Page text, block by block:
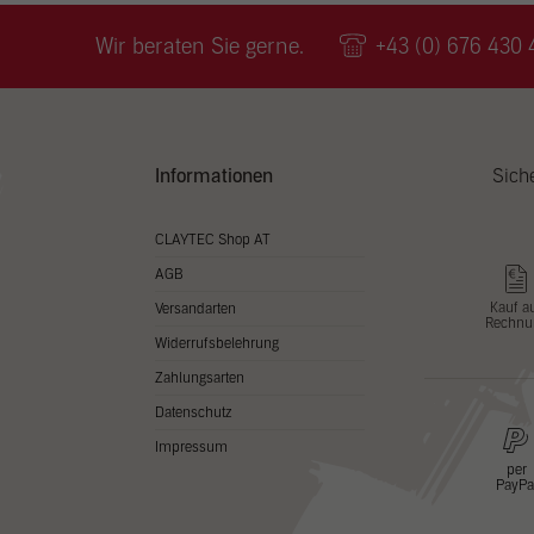
Wir beraten Sie gerne. +43 (0) 676 430
Informationen
CLAYTEC Shop AT
AGB
Versandarten
Widerrufsbelehrung
Zahlungsarten
Datenschutz
Impressum
Kauf
per
PayPal
zu